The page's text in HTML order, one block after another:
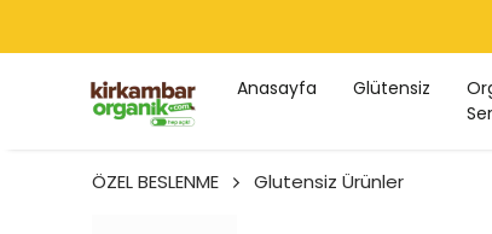
Anasayfa Glütensiz
ÖZEL BESLENME Glutensiz Ürünler